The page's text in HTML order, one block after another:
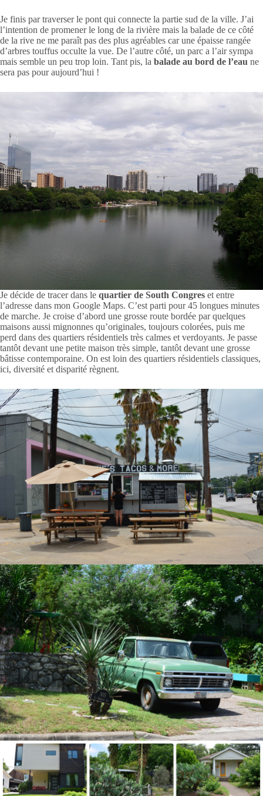
Je finis par traverser le pont qui connecte la partie sud de la ville. J’ai
l’intention de promener le long de la rivière mais la balade de ce côté
de la rive ne me paraît pas des plus agréables car une épaisse rangée
d’arbres touffus occulte la vue. De l’autre côté, un parc a l’air sympa
mais semble un peu trop loin. Tant pis, la balade au bord de l’eau ne
sera pas pour aujourd’hui !
Je décide de tracer dans le quartier de South Congres et entre
l’adresse dans mon Google Maps. C’est parti pour 45 longues minutes
de marche. Je croise d’abord une grosse route bordée par quelques
maisons aussi mignonnes qu’originales, toujours colorées, puis me
perd dans des quartiers résidentiels très calmes et verdoyants. Je passe
tantôt devant une petite maison très simple, tantôt devant une grosse
bâtisse contemporaine. On est loin des quartiers résidentiels classiques,
ici, diversité et disparité règnent.